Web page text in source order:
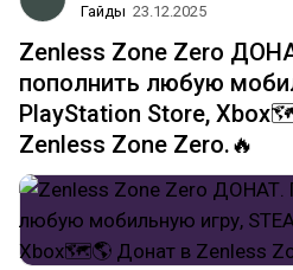
Гайды 23.12.2025
Zenless Zone Zero
пополнить любую
PlayStation Store,
Zenless Zone Zero.🔥